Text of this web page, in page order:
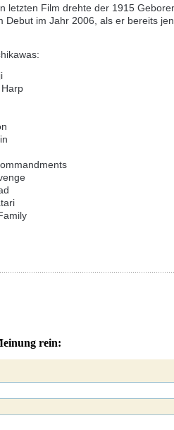
letzten Film drehte der 1915
Debut im Jahr 2006, als er bereits
rein: